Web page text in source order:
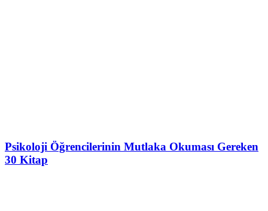
Psikoloji Öğrencilerinin Mutlaka Okuması Gereken
30 Kitap